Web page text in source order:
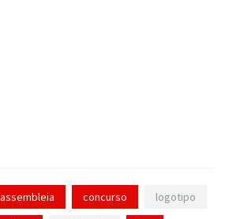
assembleia concurso logotipo